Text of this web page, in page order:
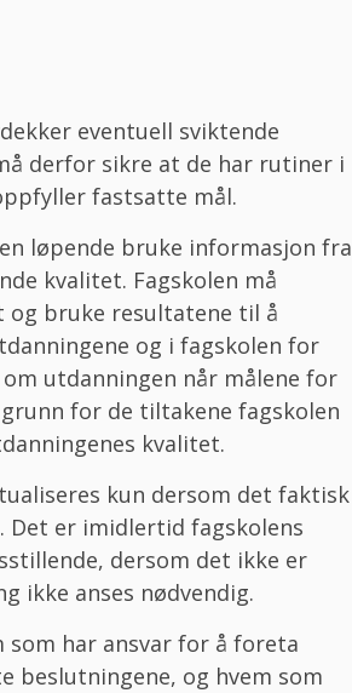
eventuell sviktende
derfor sikre at de har rutiner i
fastsatte mål.
løpende bruke informasjon fra
kvalitet. Fagskolen må
og bruke resultatene til å
og i fagskolen for
utdanningen når målene for
for de tiltakene fagskolen
kvalitet.
kun dersom det faktisk
Det er imidlertid fagskolens
dersom det ikke er
ikke anses nødvendig.
som har ansvar for å foreta
beslutningene, og hvem som